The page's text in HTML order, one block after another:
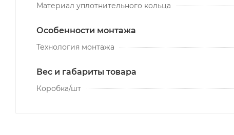
Материал уплотнительного кольца
Особенности монтажа
Технология монтажа
Вес и габариты товара
Коробка/шт